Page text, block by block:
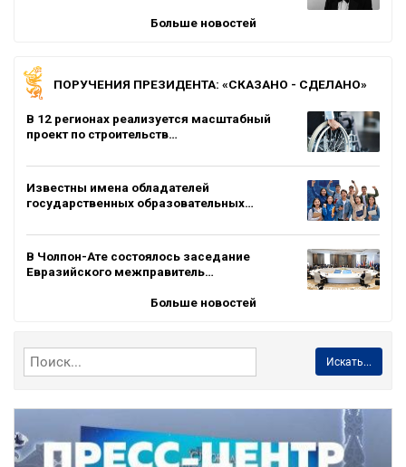
Больше новостей
ПОРУЧЕНИЯ ПРЕЗИДЕНТА: «СКАЗАНО - СДЕЛАНО»
В 12 регионах реализуется масштабный
проект по строительств…
Известны имена обладателей
государственных образовательных…
В Чолпон-Ате состоялось заседание
Евразийского межправитель…
Больше новостей
Искать...